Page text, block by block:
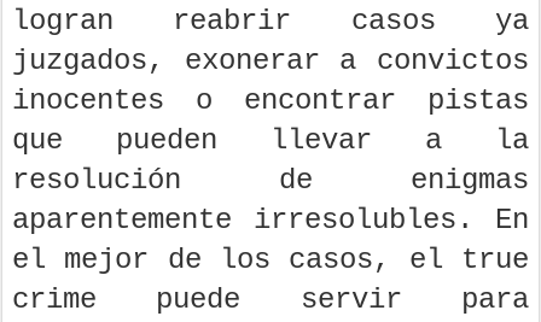
logran reabrir casos ya
juzgados, exonerar a convictos
inocentes o encontrar pistas
que pueden llevar a la
resolución de enigmas
aparentemente irresolubles. En
el mejor de los casos, el true
crime puede servir para